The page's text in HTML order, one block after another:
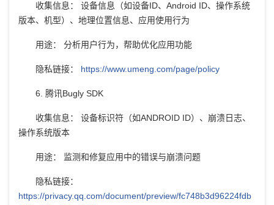
收集信息： 设备信息（如设备ID、Android ID、操作系统
版本、机型）、地理位置信息、应用使用行为
用途： 分析用户行为，帮助优化应用功能
隐私链接： https://www.umeng.com/page/policy
6. 腾讯Bugly SDK
收集信息： 设备标识符（如ANDROID ID）、崩溃日志、
操作系统版本
用途： 监测和修复应用中的错误与崩溃问题
隐私链接：
https://privacy.qq.com/document/preview/fc748b3d96224fdb